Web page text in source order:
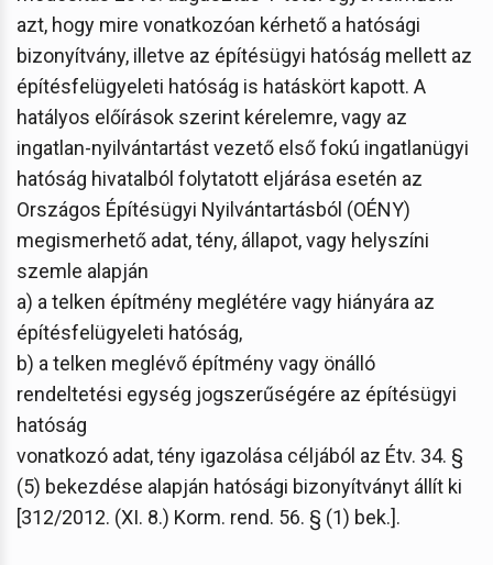
azt, hogy mire vonatkozóan kérhető a hatósági
bizonyítvány, illetve az építésügyi hatóság mellett az
építésfelügyeleti hatóság is hatáskört kapott. A
hatályos előírások szerint kérelemre, vagy az
ingatlan-nyilvántartást vezető első fokú ingatlanügyi
hatóság hivatalból folytatott eljárása esetén az
Országos Építésügyi Nyilvántartásból (OÉNY)
megismerhető adat, tény, állapot, vagy helyszíni
szemle alapján
a) a telken építmény meglétére vagy hiányára az
építésfelügyeleti hatóság,
b) a telken meglévő építmény vagy önálló
rendeltetési egység jogszerűségére az építésügyi
hatóság
vonatkozó adat, tény igazolása céljából az Étv. 34. §
(5) bekezdése alapján hatósági bizonyítványt állít ki
[312/2012. (XI. 8.) Korm. rend. 56. § (1) bek.].